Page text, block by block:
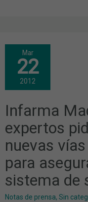
Mar
22
2012
Infarma
expertos
nuevas
para
sistema de
Notas de prensa,Sin
INFARMA
MADRID
2012.
LOS
EXPERTOS
PIDEN
REFORMAS
NUEVAS
VÍAS
FINANCIACIÓN
PARA
ASEGURAR
LA
VIABILIDAD
DEL
SISTEMA
DE